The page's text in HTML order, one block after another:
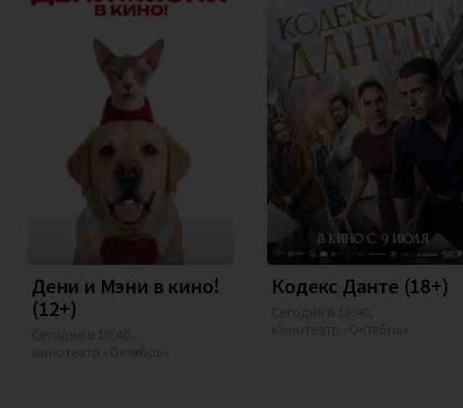
Дени и Мэни в кино!
(12+)
Кодекс Данте (18+)